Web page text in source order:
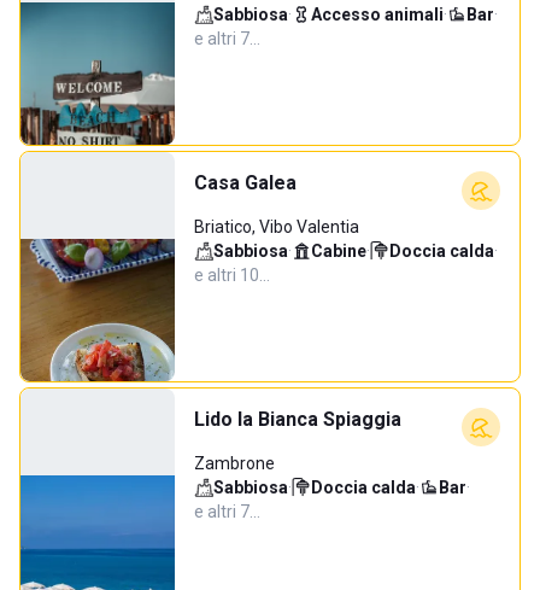
Sabbiosa· Accesso animali· Bar·
e altri 7…
Casa Galea
Briatico, Vibo Valentia
Sabbiosa· Cabine· Doccia calda·
e altri 10…
Lido la Bianca Spiaggia
Zambrone
Sabbiosa· Doccia calda· Bar·
e altri 7…